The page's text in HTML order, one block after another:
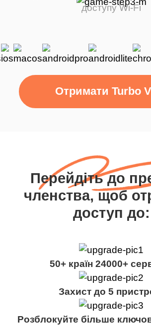
доступу Wi-Fi
Отримати Turbo
Перейдіть до
членства, щоб
доступ до:
50+ країн 24000+
Захист до 5
Розблокуйте більше